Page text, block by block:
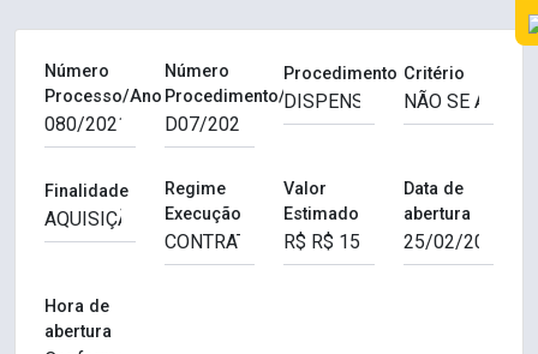
Número
Processo/Ano
Número
Procedimento/Ano
Procedimento Critério
Finalidade
Regime
Execução
Valor
Estimado
Data de
abertura
Hora de
abertura